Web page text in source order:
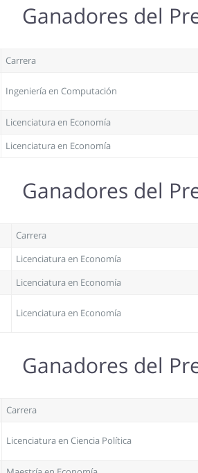
Ganadores del
Carrera
Ingeniería en Computación
Licenciatura en Economía
Licenciatura en Economía
Ganadores del
Carrera
Licenciatura en Economía
Licenciatura en Economía
Licenciatura en Economía
Ganadores del
Carrera
Licenciatura en Ciencia Política